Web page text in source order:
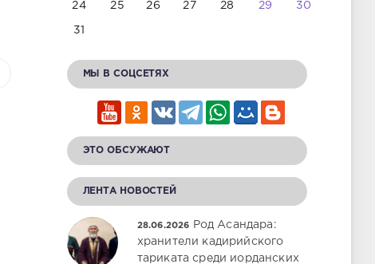
24 25 26 27 28 29 30
31
МЫ В СОЦСЕТЯХ
ЭТО ОБСУЖАЮТ
ЛЕНТА НОВОСТЕЙ
28.06.2026
Род Асандара:
хранители кадирийского
тариката среди иорданских